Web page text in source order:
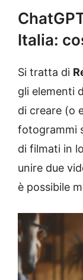
Italia:
Si tratta di
gli elementi
di creare (o
fotogrammi
di filmati in
unire due
è possibile